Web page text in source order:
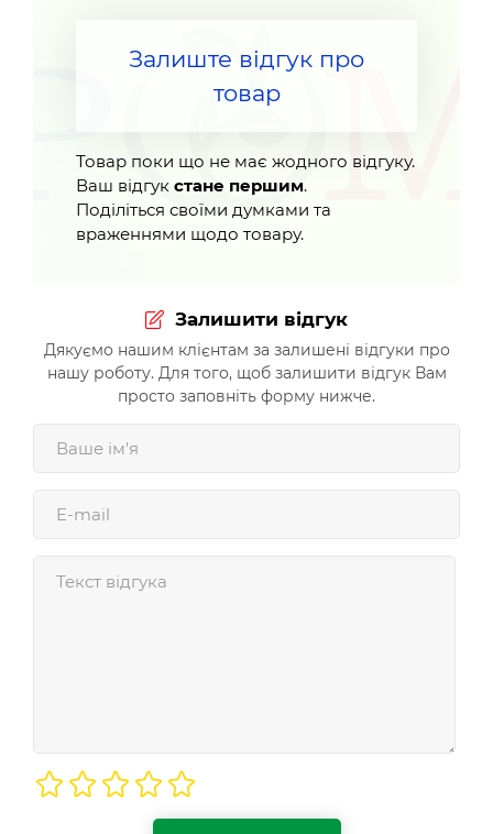
Залиште відгук про
товар
Товар поки що не має жодного відгуку.
Ваш відгук стане першим.
Поділіться своїми думками та
враженнями щодо товару.
Залишити відгук
Дякуємо нашим клієнтам за залишені відгуки про
нашу роботу. Для того, щоб залишити відгук Вам
просто заповніть форму нижче.